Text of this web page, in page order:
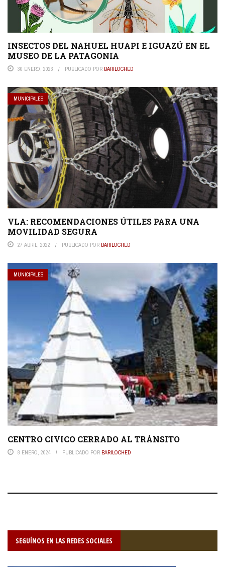
INSECTOS DEL NAHUEL HUAPI E IGUAZÚ EN EL
MUSEO DE LA PATAGONIA
30 ENERO, 2023 PUBLICADO POR BARILOCHED
MUNICIPALES
VLA: RECOMENDACIONES ÚTILES PARA UNA
MOVILIDAD SEGURA
27 ABRIL, 2022 PUBLICADO POR BARILOCHED
MUNICIPALES
CENTRO CIVICO CERRADO AL TRÁNSITO
8 ENERO, 2024 PUBLICADO POR BARILOCHED
SEGUÍNOS EN LAS REDES SOCIALES